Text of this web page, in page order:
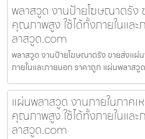
พลาสวูด งานป้ายโฆษณาตรัง
คุณภาพสูง ใช้ได้ทั้งภายในแล
ลาสวูด.com
พลาสวูด งานป้ายโฆษณาตรัง ขายส่งแผ่
ภายในและภายนอก ราคาถูก แผ่นพลาส
แผ่นพลาสวูด งานภายในภาค
คุณภาพสูง ใช้ได้ทั้งภายในแล
ลาสวูด.com